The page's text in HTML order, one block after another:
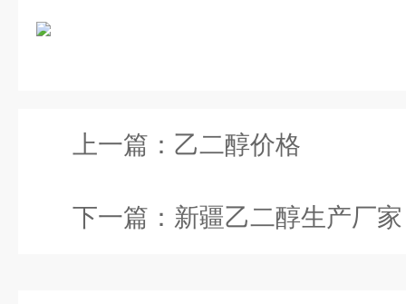
上一篇： 乙二醇价格
下一篇： 新疆乙二醇生产厂家